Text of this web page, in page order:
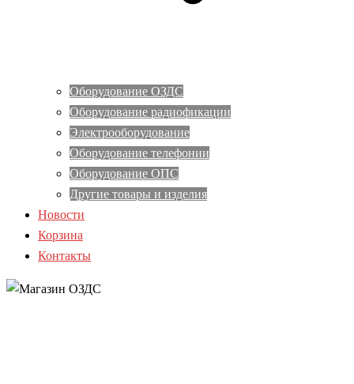
Оборудование ОЗДС
Оборудование радиофикации
Электрооборудование
Оборудование телефонии
Оборудование ОПС
Другие товары и изделия
Новости
Корзина
Контакты